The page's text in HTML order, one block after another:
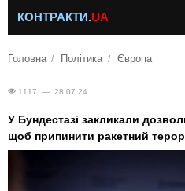
КОНТРАКТИ.UA
Головна Політика Європа
1117 — 28.07.24
У Бундестазі закликали
щоб припинити ракетний терор